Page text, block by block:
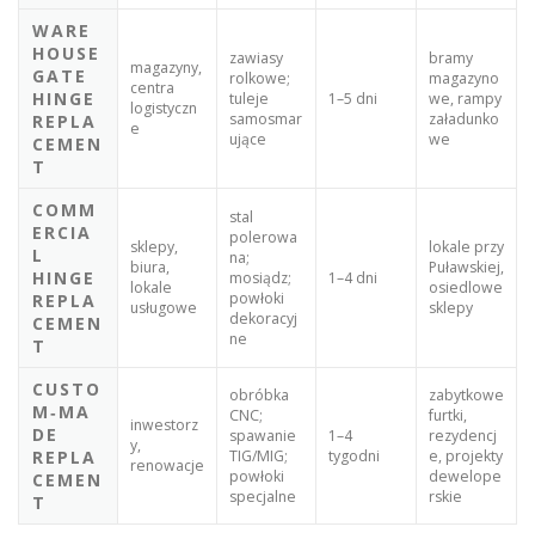
WARE
HOUSE
GATE
HINGE
REPLA
CEMEN
T
magazyny,
centra
logistyczn
e
zawiasy
rolkowe;
tuleje
samosmar
ujące
1–5 dni
bramy
magazyno
we, rampy
załadunko
we
COMM
ERCIA
L
HINGE
REPLA
CEMEN
T
sklepy,
biura,
lokale
usługowe
stal
polerowa
na;
mosiądz;
powłoki
dekoracyj
ne
1–4 dni
lokale przy
Puławskiej,
osiedlowe
sklepy
CUSTO
M‑MA
DE
REPLA
CEMEN
T
inwestorz
y,
renowacje
obróbka
CNC;
spawanie
TIG/MIG;
powłoki
specjalne
1–4
tygodni
zabytkowe
furtki,
rezydencj
e, projekty
dewelope
rskie